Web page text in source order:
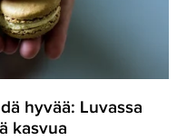
hyvää: Luvassa
kasvua